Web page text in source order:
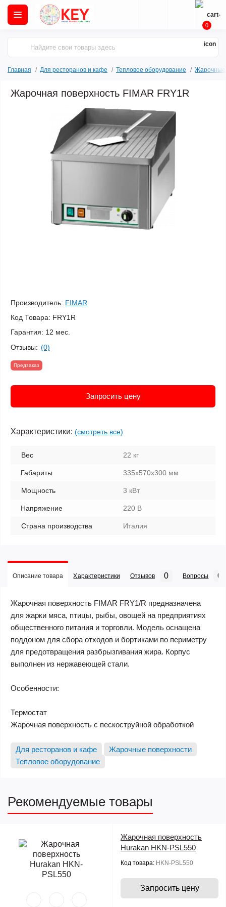
0
Главная Для ресторанов и кафе Тепловое оборудование Жарочные
Жарочная поверхность FIMAR FRY1R
Производитель: FIMAR
Код Товара: FRY1R
Гарантия: 12 мес.
Отзывы: (0)
Предзаказ
Запросить цену
Характеристики: (смотреть все)
Вес 22 кг
Габариты 335х570х300 мм
Мощность 3 кВт
Напряжение 220 В
Страна производства Италия
Описание товара Характеристики Отзывов 0 Вопросы 0
Жарочная поверхность FIMAR FRY1/R предназначена
для жарки мяса, птицы, рыбы, овощей на предприятиях
общественного питания и торговли. Модель оснащена
поддоном для сбора отходов и бортиками по периметру
для предотвращения разбрызгивания жира. Корпус
выполнен из нержавеющей стали.
Особенности:
Термостат
Жарочная поверхность с пескоструйной обработкой
Для ресторанов и кафе
Жарочные поверхности
Тепловое оборудование
Рекомендуемые товары
Жарочная поверхность
Hurakan HKN-PSL550
Код товара: HKN-PSL550
Запросить цену